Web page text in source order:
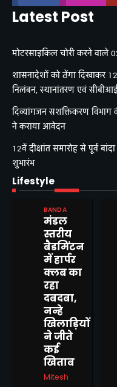
Latest Post
मोटरसाइकिल चोरी करने वाले
शासनादेशों को ठेंगा दिखाकर
निलंबन, स्थानांतरण एवं
दिव्यांगजन सशक्तिकरण विभाग
ने कराया आवेदन
12वें दीक्षांत समारोह से पूर्व
शुभारंभ
Lifestyle
BANDA
मंडल
स्तरीय
बैडमिंटन
में हार्पर
क्लब का
रहा
दबदबा,
नन्हे
खिलाड़ियों
ने जीते
कई
खिताब
Mitesh
से